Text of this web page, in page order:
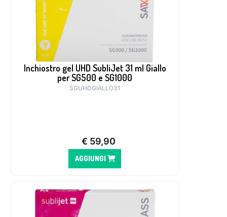
Inchiostro gel UHD SubliJet 31 ml Giallo
per SG500 e SG1000
SGUHDGIALLO31
€ 59,90
AGGIUNGI